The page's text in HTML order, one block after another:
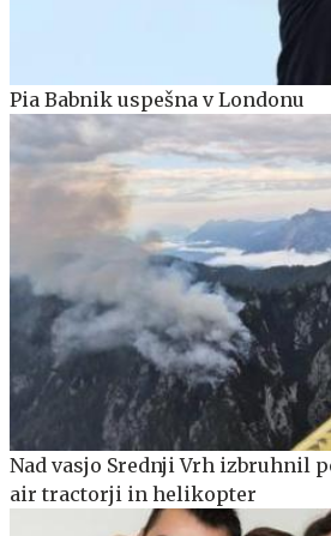
Pia Babnik uspešna v Londonu
Nad vasjo Srednji Vrh izbruhnil
air tractorji in helikopter